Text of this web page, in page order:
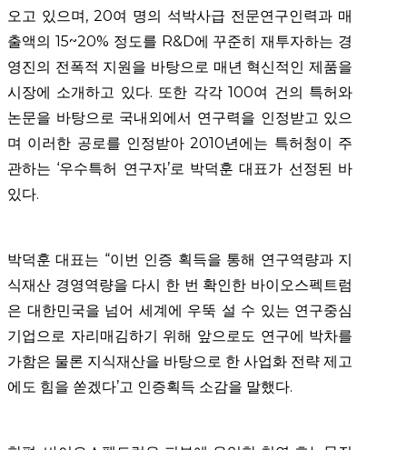
오고 있으며, 20여 명의 석박사급 전문연구인력과 매
출액의 15~20% 정도를 R&D에 꾸준히 재투자하는 경
영진의 전폭적 지원을 바탕으로 매년 혁신적인 제품을
시장에 소개하고 있다. 또한 각각 100여 건의 특허와
논문을 바탕으로 국내외에서 연구력을 인정받고 있으
며 이러한 공로를 인정받아 2010년에는 특허청이 주
관하는 ‘우수특허 연구자’로 박덕훈 대표가 선정된 바
있다.
박덕훈 대표는 “이번 인증 획득을 통해 연구역량과 지
식재산 경영역량을 다시 한 번 확인한 바이오스펙트럼
은 대한민국을 넘어 세계에 우뚝 설 수 있는 연구중심
기업으로 자리매김하기 위해 앞으로도 연구에 박차를
가함은 물론 지식재산을 바탕으로 한 사업화 전략 제고
에도 힘을 쏟겠다’고 인증획득 소감을 말했다.